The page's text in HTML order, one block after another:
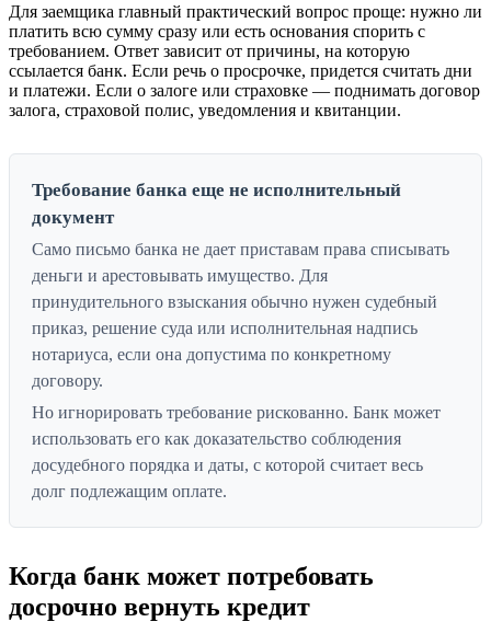
Для заемщика главный практический вопрос проще: нужно ли
платить всю сумму сразу или есть основания спорить с
требованием. Ответ зависит от причины, на которую
ссылается банк. Если речь о просрочке, придется считать дни
и платежи. Если о залоге или страховке — поднимать договор
залога, страховой полис, уведомления и квитанции.
Требование банка еще не исполнительный
документ
Само письмо банка не дает приставам права списывать
деньги и арестовывать имущество. Для
принудительного взыскания обычно нужен судебный
приказ, решение суда или исполнительная надпись
нотариуса, если она допустима по конкретному
договору.
Но игнорировать требование рискованно. Банк может
использовать его как доказательство соблюдения
досудебного порядка и даты, с которой считает весь
долг подлежащим оплате.
Когда банк может потребовать
досрочно вернуть кредит